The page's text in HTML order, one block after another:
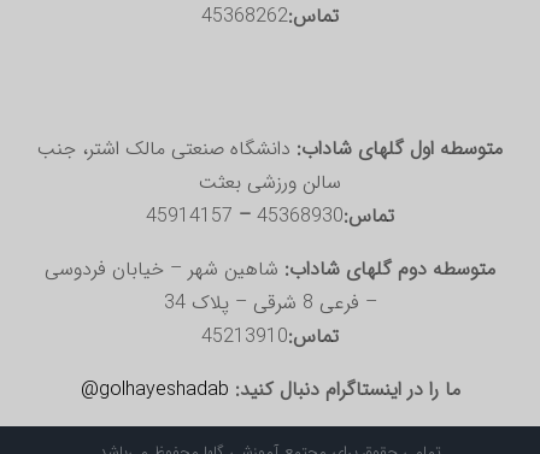
تماس:45368262
متوسطه اول گلهای شاداب: دانشگاه صنعتی مالک اشتر، جنب
سالن ورزشی بعثت
تماس:45368930
–
45914157
متوسطه دوم گلهای شاداب: شاهین شهر – خیابان فردوسی
– فرعی 8 شرقی – پلاک 34
تماس:45213910
ما را در اینستاگرام دنبال کنید: golhayeshadab@